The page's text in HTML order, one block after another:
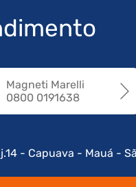
Magneti Marelli
0800 0191638
- Capuava - Mauá -